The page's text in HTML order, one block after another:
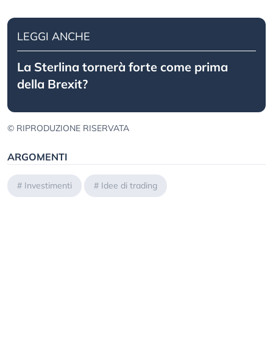
LEGGI ANCHE
La Sterlina tornerà forte come prima
della Brexit?
© RIPRODUZIONE RISERVATA
ARGOMENTI
# Investimenti # Idee di trading